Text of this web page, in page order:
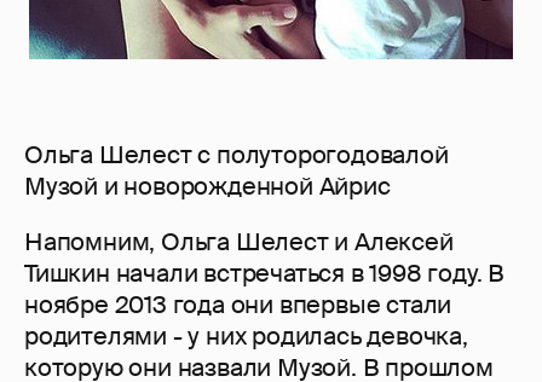
Ольга Шелест с полуторогодовалой
Музой и новорожденной Айрис
Напомним, Ольга Шелест и Алексей
Тишкин начали встречаться в 1998 году. В
ноябре 2013 года они впервые стали
родителями - у них родилась девочка,
которую они назвали Музой. В прошлом